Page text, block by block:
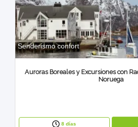
Senderismo confort
Auroras Boreales y Excursiones con
Noruega
8 días